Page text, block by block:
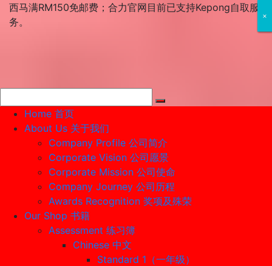
Skip西马满RM150免邮费；合力官网目前已支持Kepong自取服
务。
Home 首页
About Us 关于我们
Company Profile 公司简介
Corporate Vision 公司愿景
Corporate Mission 公司使命
Company Journey 公司历程
Awards Recognition 奖项及殊荣
Our Shop 书籍
Assessment 练习簿
Chinese 中文
Standard 1（一年级）
×
×
×